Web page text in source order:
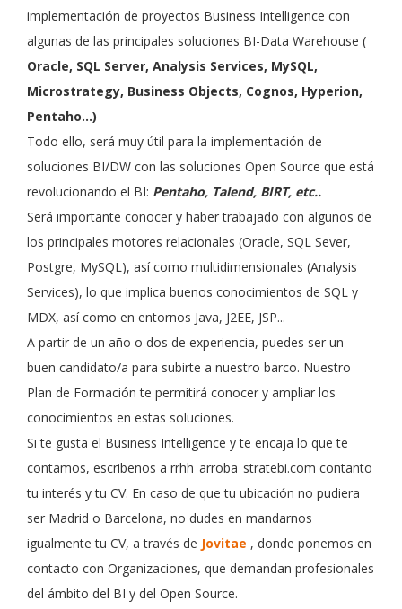
implementación de proyectos Business Intelligence con
algunas de las principales soluciones BI-Data Warehouse (
Oracle, SQL Server, Analysis Services, MySQL,
Microstrategy, Business Objects, Cognos, Hyperion,
Pentaho...)
Todo ello, será muy útil para la implementación de
soluciones BI/DW con las soluciones Open Source que está
revolucionando el BI: Pentaho, Talend, BIRT, etc..
Será importante conocer y haber trabajado con algunos de
los principales motores relacionales (Oracle, SQL Sever,
Postgre, MySQL), así como multidimensionales (Analysis
Services), lo que implica buenos conocimientos de SQL y
MDX, así como en entornos Java, J2EE, JSP...
A partir de un año o dos de experiencia, puedes ser un
buen candidato/a para subirte a nuestro barco. Nuestro
Plan de Formación te permitirá conocer y ampliar los
conocimientos en estas soluciones.
Si te gusta el Business Intelligence y te encaja lo que te
contamos, escribenos a rrhh_arroba_stratebi.com contanto
tu interés y tu CV. En caso de que tu ubicación no pudiera
ser Madrid o Barcelona, no dudes en mandarnos
igualmente tu CV, a través de Jovitae , donde ponemos en
contacto con Organizaciones, que demandan profesionales
del ámbito del BI y del Open Source.